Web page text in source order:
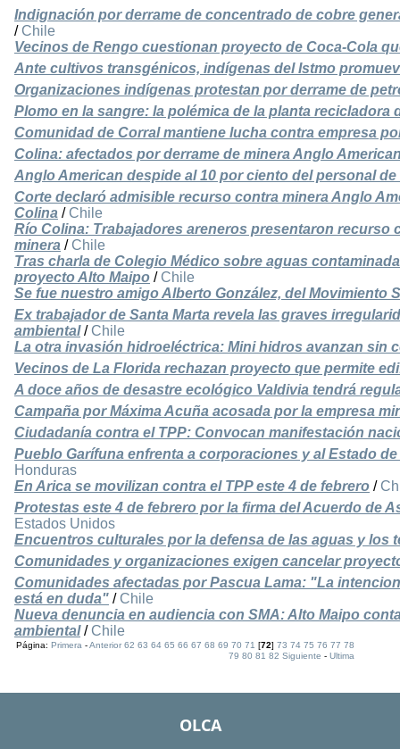
Indignación por derrame de concentrado de cobre
/ Chile
Vecinos de Rengo cuestionan proyecto de Coca-Cola
Ante cultivos transgénicos, indígenas del Istmo
Organizaciones indígenas protestan por derrame de
Plomo en la sangre: la polémica de la planta recicladora
Comunidad de Corral mantiene lucha contra empresa
Colina: afectados por derrame de minera Anglo
Anglo American despide al 10 por ciento del personal
Corte declaró admisible recurso contra minera Anglo
Colina / Chile
Río Colina: Trabajadores areneros presentaron recurso
minera / Chile
Tras charla de Colegio Médico sobre aguas
proyecto Alto Maipo / Chile
Se fue nuestro amigo Alberto González, del Movimiento
Ex trabajador de Santa Marta revela las graves
ambiental/ Chile
La otra invasión hidroeléctrica: Mini hidros avanzan sin
Vecinos de La Florida rechazan proyecto que permite
A doce años de desastre ecológico Valdivia tendrá
Campaña por Máxima Acuña acosada por la empresa
Ciudadanía contra el TPP: Convocan manifestación
Pueblo Garífuna enfrenta a corporaciones y al Estado
Honduras
En Arica se movilizan contra el TPP este 4 de febrero /
Protestas este 4 de febrero por la firma del Acuerdo de
Estados Unidos
Encuentros culturales por la defensa de las aguas y los
Comunidades y organizaciones exigen cancelar
Comunidades afectadas por Pascua Lama: "La
está en duda" / Chile
Nueva denuncia en audiencia con SMA: Alto Maipo
ambiental/ Chile
Página:Primera -Anterior 62 63 64 65 66 67 68 69 70 71 [72]73 74 75 76 77 78
79 80 81 82 Siguiente -Ultima
OLCA